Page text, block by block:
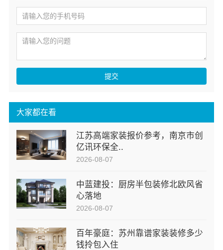
大家都在看
江苏高端家装报价参考，南京市创
亿讯环保全..
2026-08-07
中蓝建投：厨房半包装修北欧风省
心落地
2026-08-07
百年豪庭：苏州靠谱家装装修多少
钱拎包入住
提交